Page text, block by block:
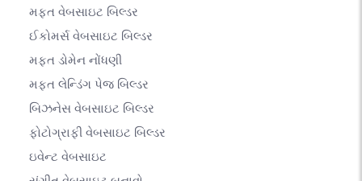
મફત વેબસાઇટ બિલ્ડર
ઈકોમર્સ વેબસાઇટ બિલ્ડર
મફત ડોમેન નોંધણી
મફત લેન્ડિંગ પેજ બિલ્ડર
બિઝનેસ વેબસાઇટ બિલ્ડર
ફોટોગ્રાફી વેબસાઇટ બિલ્ડર
ઇવેન્ટ વેબસાઇટ